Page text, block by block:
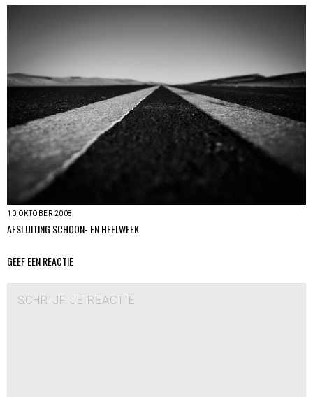
10 OKTOBER 2008
AFSLUITING SCHOON- EN HEELWEEK
GEEF EEN REACTIE